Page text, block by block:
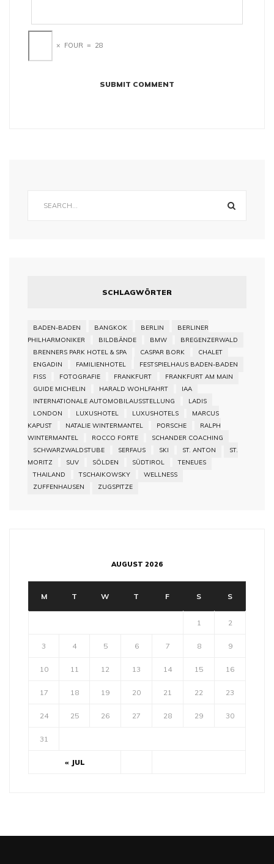
× FOUR = 28
SCHLAGWÖRTER
BADEN-BADEN BANGKOK BERLIN
BERLINER
PHILHARMONIKER
BILDBÄNDE BMW
BREGENZERWALD
BRENNERS PARK HOTEL & SPA
CASPAR BORK
CHALET
ENGADIN
FAMILIENHOTEL
FESTSPIELHAUS BADEN-BADEN
FISS
FOTOGRAFIE FRANKFURT
FRANKFURT AM MAIN
GUIDE MICHELIN
HARALD WOHLFAHRT
IAA
INTERNATIONALE AUTOMOBILAUSSTELLUNG
LADIS
LONDON
LUXUSHOTEL LUXUSHOTELS
MARCUS
KAPUST
NATALIE WINTERMANTEL PORSCHE
RALPH
WINTERMANTEL
ROCCO FORTE
SCHANDER COACHING
SCHWARZWALDSTUBE
SERFAUS SKI ST. ANTON
ST.
MORITZ
SUV SÖLDEN SÜDTIROL
TENEUES
THAILAND
TSCHAIKOWSKY
WELLNESS
ZUFFENHAUSEN
ZUGSPITZE
AUGUST 2026
M T W T F S S
« JUL
1 2
3 4 5 6 7 8 9
10 11 12 13 14 15 16
17 18 19 20 21 22 23
24 25 26 27 28 29 30
31